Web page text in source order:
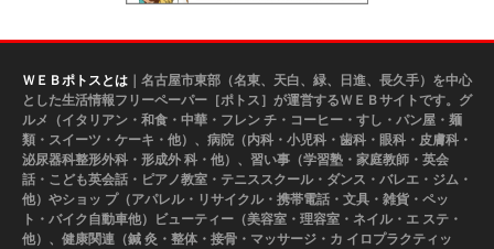
ＷＥＢポトスとは ｜名古屋市東部（名東、天白、緑、日進、長久手）を中心
とした生活情報フリーペーパー［ポトス］が運営するＷＥＢサイトです。グ
ルメ（イタリアン・和食・中華・フレン チ・コーヒー・すし・パン屋・麺
類・スイーツ・ケーキ・他）、病院（内科・小児科・歯科・眼科・皮膚科・
泌尿器科整形外科・形成外 科・他）、習い事（学習塾・家庭教師・英会
話・こども英会話・ピアノ教室・テニススクール・ダンス・バレエ・ジム・
他）やショッ プ（アパレル・リサイクル・携帯電話・文具・雑貨・ペッ
ト・バイク自動車他）ビューティー（美容室・理容室・ネイル・エ ステ・
他）、健康関連（鍼 灸・整体・接骨・マッサージ・カ イロプラクティッ